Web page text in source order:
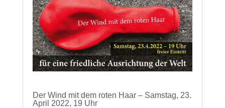
Der Wind mit dem roten Haar – Samstag, 23.
April 2022, 19 Uhr